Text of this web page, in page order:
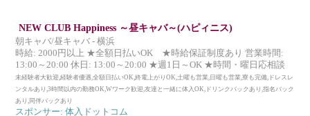
NEW CLUB Happiness ～昼キャバ～(ハピィニス)
朝キャバ/昼キャバ - 横浜
時給: 2000円以上 ★全額日払いOK ★時給保証制度あり 営業時間:
13:00～20:00 休日: 13:00～20:00 ★週1日～OK ★時間・曜日応相談
未経験者大歓迎,経験者優遇,全額日払いOK,終電上がりOK,土曜も営業,日曜も営業,寮も完備,ドレスレ
ンタルあり,3時間以内の勤務OK,Wワーク歓迎,友達と一緒に体入OK,ドリンクバックあり,指名バック
あり,同伴バックあり
スポンサー: 体入ドットコム